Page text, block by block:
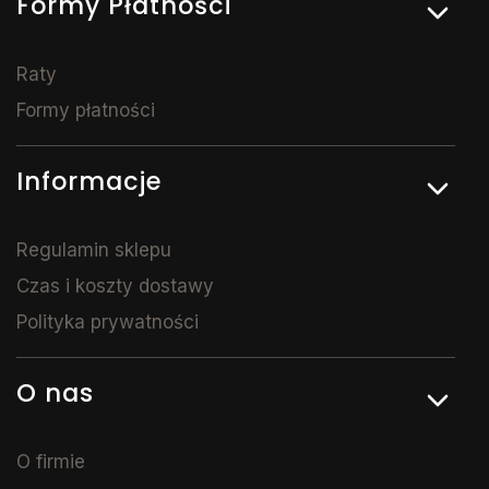
Raty
Formy płatności
Informacje
Regulamin sklepu
Czas i koszty dostawy
Polityka prywatności
O nas
O firmie